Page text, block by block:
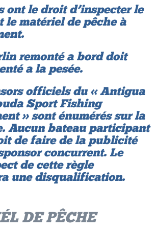
ont le droit d’inspecter le
le matériel de pêche à
remonté a bord doit
a la pesée.
officiels du « Antigua
Sport Fishing
» sont énumérés sur la
Aucun bateau participant
de faire de la publicité
concurrent. Le
de cette règle
une disqualification.
DE PÊCHE